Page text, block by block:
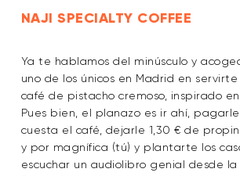
NAJI SPECIALTY COFFEE
Ya te hablamos del minúsculo y
uno de los únicos en Madrid en
café de pistacho cremoso, inspirado en
Pues bien, el planazo es ir ahí, pagarle
cuesta el café, dejarle 1,30 € de
y por magnífica (tú) y plantarte los
escuchar un audiolibro genial desde